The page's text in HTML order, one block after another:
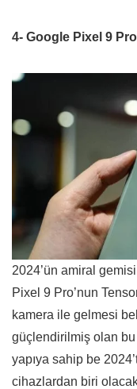
4- Google Pixel 9 Pro
2024’ün amiral
Pixel 9 Pro’nun
kamera ile gelmesi
güçlendirilmiş olan bu
yapıya sahip be
cihazlardan biri olacak